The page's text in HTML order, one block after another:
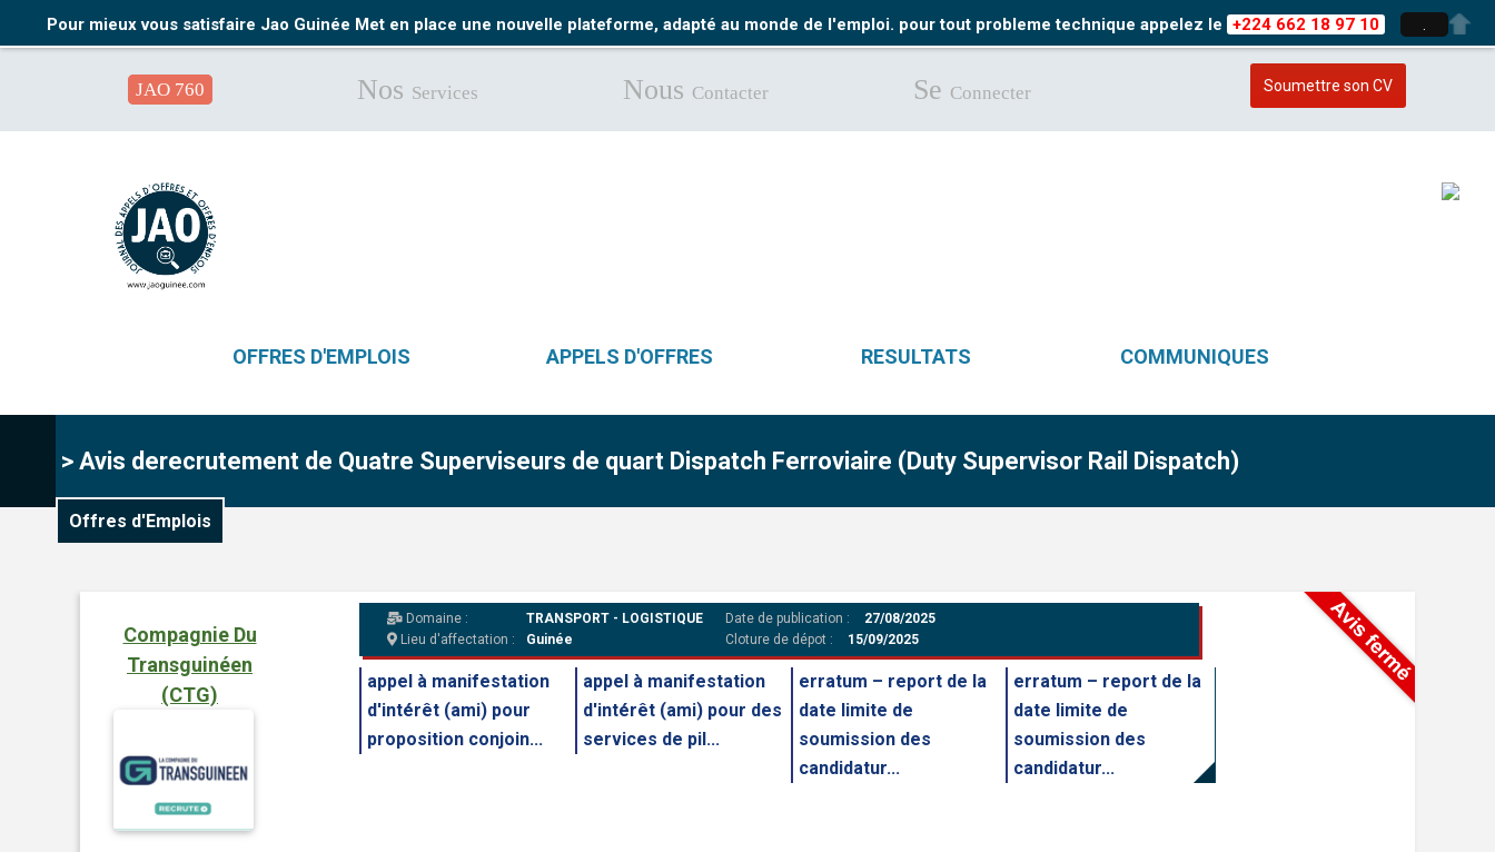
Pour mieux vous satisfaire Jao Guinée Met en place une nouvelle plateforme, adapté au monde de l'emploi. pour tout probleme technique appelez le +224 662 18 97 10
JAO 760 Nos Services Nous Contacter Se Connecter Soumettre son CV
OFFRES D'EMPLOIS APPELS D'OFFRES RESULTATS COMMUNIQUES
> Avis derecrutement de Quatre Superviseurs de quart Dispatch Ferroviaire (Duty Supervisor Rail Dispatch)
Offres d'Emplois
Compagnie Du
Transguinéen
(CTG)
Domaine :
TRANSPORT - LOGISTIQUE
Lieu d'affectation :
Guinée
Date de publication :
27/08/2025
Cloture de dépot :
15/09/2025
appel à manifestation
d'intérêt (ami) pour
proposition conjoin...
appel à manifestation
d'intérêt (ami) pour des
services de pil...
erratum – report de la
date limite de
soumission des
candidatur...
erratum – report de la
date limite de
soumission des
candidatur...